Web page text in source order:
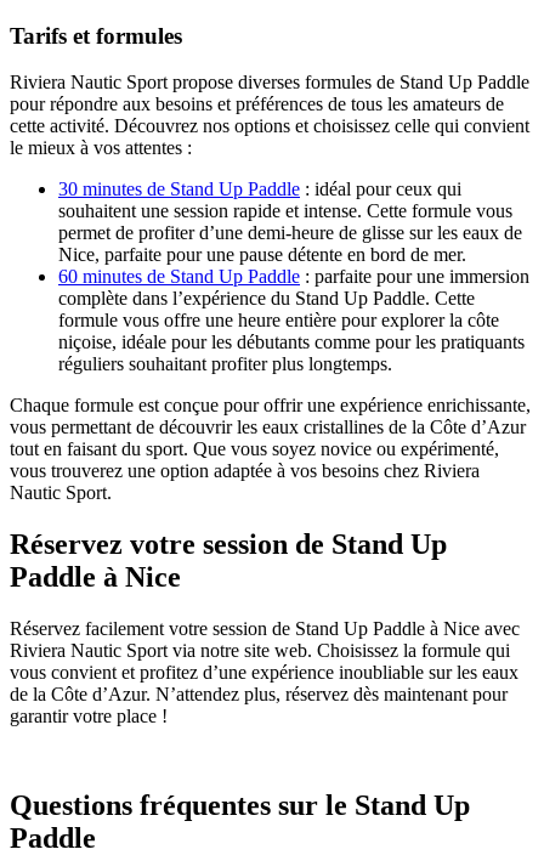
Tarifs et formules
Riviera Nautic Sport propose diverses formules de Stand Up Paddle
pour répondre aux besoins et préférences de tous les amateurs de
cette activité. Découvrez nos options et choisissez celle qui convient
le mieux à vos attentes :
30 minutes de Stand Up Paddle : idéal pour ceux qui
souhaitent une session rapide et intense. Cette formule vous
permet de profiter d’une demi-heure de glisse sur les eaux de
Nice, parfaite pour une pause détente en bord de mer.
60 minutes de Stand Up Paddle : parfaite pour une immersion
complète dans l’expérience du Stand Up Paddle. Cette
formule vous offre une heure entière pour explorer la côte
niçoise, idéale pour les débutants comme pour les pratiquants
réguliers souhaitant profiter plus longtemps.
Chaque formule est conçue pour offrir une expérience enrichissante,
vous permettant de découvrir les eaux cristallines de la Côte d’Azur
tout en faisant du sport. Que vous soyez novice ou expérimenté,
vous trouverez une option adaptée à vos besoins chez Riviera
Nautic Sport.
Réservez votre session de Stand Up
Paddle à Nice
Réservez facilement votre session de Stand Up Paddle à Nice avec
Riviera Nautic Sport via notre site web. Choisissez la formule qui
vous convient et profitez d’une expérience inoubliable sur les eaux
de la Côte d’Azur. N’attendez plus, réservez dès maintenant pour
garantir votre place !
Questions fréquentes sur le Stand Up
Paddle